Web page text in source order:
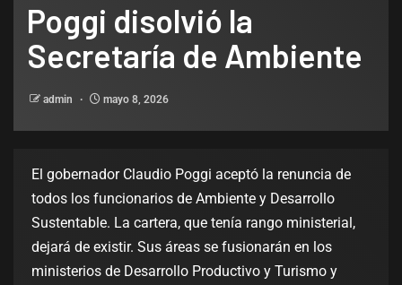
Poggi disolvió la
Secretaría de Ambiente
admin mayo 8, 2026
El gobernador Claudio Poggi aceptó la renuncia de
todos los funcionarios de Ambiente y Desarrollo
Sustentable. La cartera, que tenía rango ministerial,
dejará de existir. Sus áreas se fusionarán en los
ministerios de Desarrollo Productivo y Turismo y